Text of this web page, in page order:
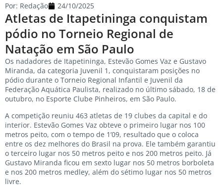
Atletas de Itapetininga conquistam
pódio no Torneio Regional de
Natação em São Paulo
Por: Redação 24/10/2025
Os nadadores de Itapetininga, Estevão Gomes Vaz e Gustavo
Miranda, da categoria Juvenil 1, conquistaram posições no
pódio durante o Torneio Regional Infantil e Juvenil da
Federação Aquática Paulista, realizado no último sábado, 18 de
outubro, no Esporte Clube Pinheiros, em São Paulo.
A competição reuniu 463 atletas de 19 clubes da capital e do
interior. Estevão Gomes Vaz obteve o primeiro lugar nos 100
metros peito, com o tempo de 1’09, resultado que o coloca
entre os dez melhores do Brasil na prova. Ele também garantiu
o terceiro lugar nos 50 metros peito e nos 200 metros peito. Já
Gustavo Miranda ficou em sexto lugar nos 50 metros borboleta
e nos 200 metros medley, além do sétimo lugar nos 50 metros
livre.